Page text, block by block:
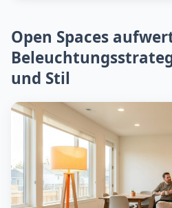
Open Spaces
und Stil